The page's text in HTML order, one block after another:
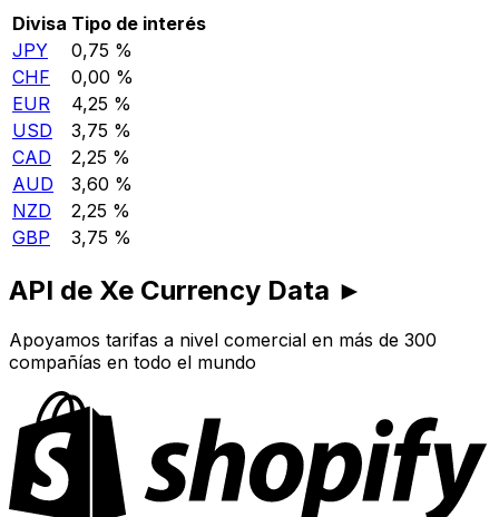
Divisa Tipo de interés
JPY
0,75 %
CHF
0,00 %
EUR
4,25 %
USD
3,75 %
CAD
2,25 %
AUD
3,60 %
NZD
2,25 %
GBP
3,75 %
API de Xe Currency Data ►
Apoyamos tarifas a nivel comercial en más de 300
compañías en todo el mundo